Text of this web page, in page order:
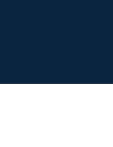
系统中，作用是发送和接收